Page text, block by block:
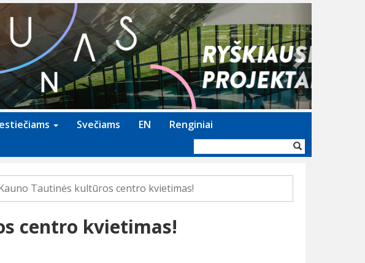
Svečiams EN Renginiai
forma
Tautinės kultūros centro kvietimas!
centro kvietimas!